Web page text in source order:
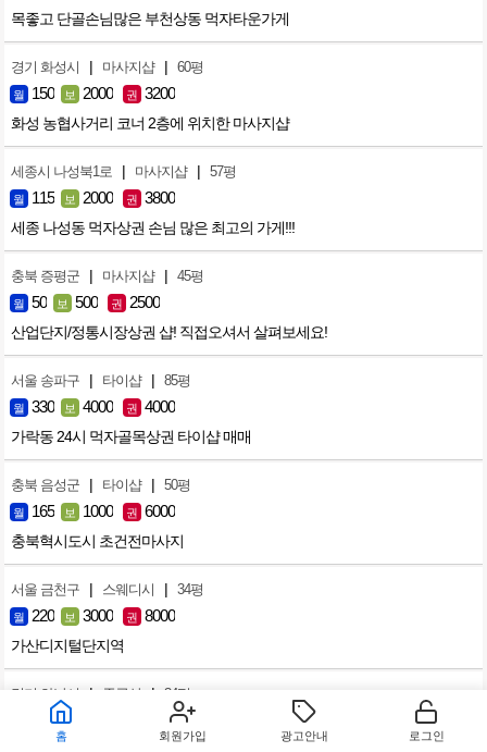
목좋고 단골손님많은 부천상동 먹자타운가게
경기 화성시 | 마사지샵 | 60평
월 150 보 2000 권 3200
화성 농협사거리 코너 2층에 위치한 마사지샵
세종시 나성북1로 | 마사지샵 | 57평
월 115 보 2000 권 3800
세종 나성동 먹자상권 손님 많은 최고의 가게!!!
충북 증평군 | 마사지샵 | 45평
월 50 보 500 권 2500
산업단지/정통시장상권 샵! 직접오셔서 살펴보세요!
서울 송파구 | 타이샵 | 85평
월 330 보 4000 권 4000
가락동 24시 먹자골목상권 타이샵 매매
충북 음성군 | 타이샵 | 50평
월 165 보 1000 권 6000
충북혁시도시 초건전마사지
서울 금천구 | 스웨디시 | 34평
월 220 보 3000 권 8000
가산디지털단지역
경기 하남시 | 중국샵 | 34평
165 보 5000
홈 회원가입 광고안내 로그인